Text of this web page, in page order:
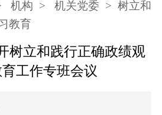
机构 > 机关党委> 树立和
教育
树立和践行正确政绩观
工作专班会议